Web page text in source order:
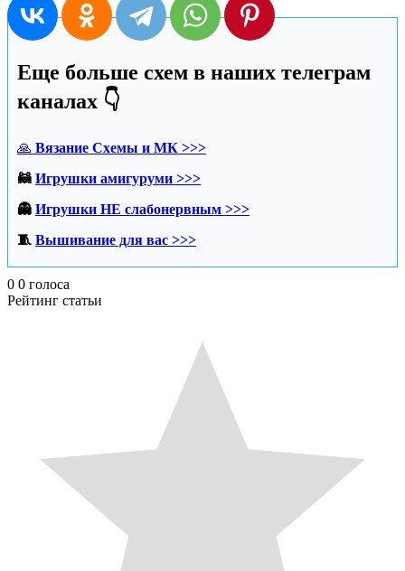
Еще больше схем в наших телеграм
каналах 👇
🙏 Вязание Схемы и МК >>>
🦝 Игрушки амигуруми >>>
👻 Игрушки НЕ слабонервным >>>
🧵 Вышивание для вас >>>
0 0 голоса
Рейтинг статьи